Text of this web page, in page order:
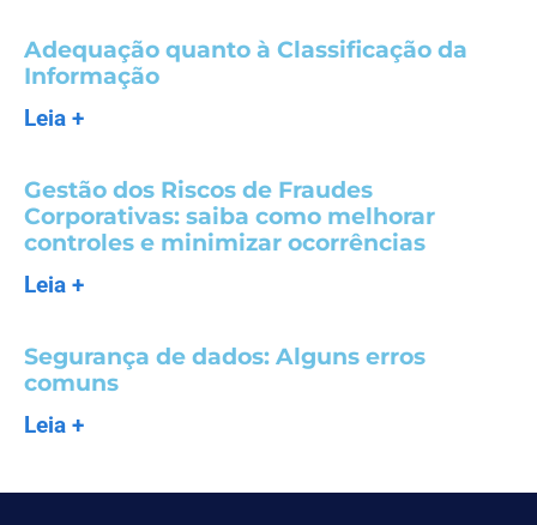
Adequação quanto à Classificação da
Informação
Leia +
Gestão dos Riscos de Fraudes
Corporativas: saiba como melhorar
controles e minimizar ocorrências
Leia +
Segurança de dados: Alguns erros
comuns
Leia +